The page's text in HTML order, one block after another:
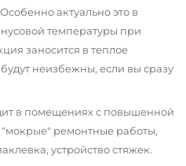
актуально это в
температуры при
заносится в теплое
неизбежны, если вы сразу
в помещениях с повышенной
"мокрые" ремонтные работы,
устройство стяжек.